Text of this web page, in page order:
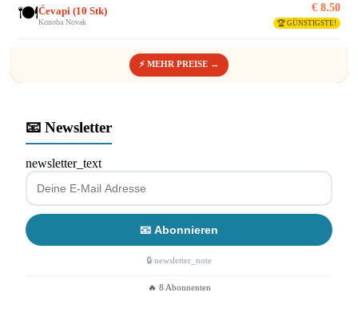
🍽️Ćevapi (10 Stk)
Konoba Novak
€ 8.50
🏆 GÜNSTIGSTE!
⚡ MEHR PREISE →
📧 Newsletter
newsletter_text
📧 Abonnieren
🔒 newsletter_note
🔥 8 Abonnenten